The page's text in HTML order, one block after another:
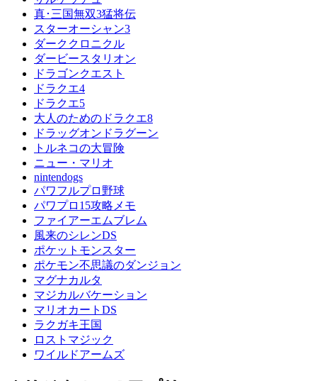
真･三国無双3猛将伝
スターオーシャン3
ダーククロニクル
ダービースタリオン
ドラゴンクエスト
ドラクエ4
ドラクエ5
大人のためのドラクエ8
ドラッグオンドラグーン
トルネコの大冒険
ニュー・マリオ
nintendogs
パワフルプロ野球
パワプロ15攻略メモ
ファイアーエムブレム
風来のシレンDS
ポケットモンスター
ポケモン不思議のダンジョン
マグナカルタ
マジカルバケーション
マリオカートDS
ラクガキ王国
ロストマジック
ワイルドアームズ